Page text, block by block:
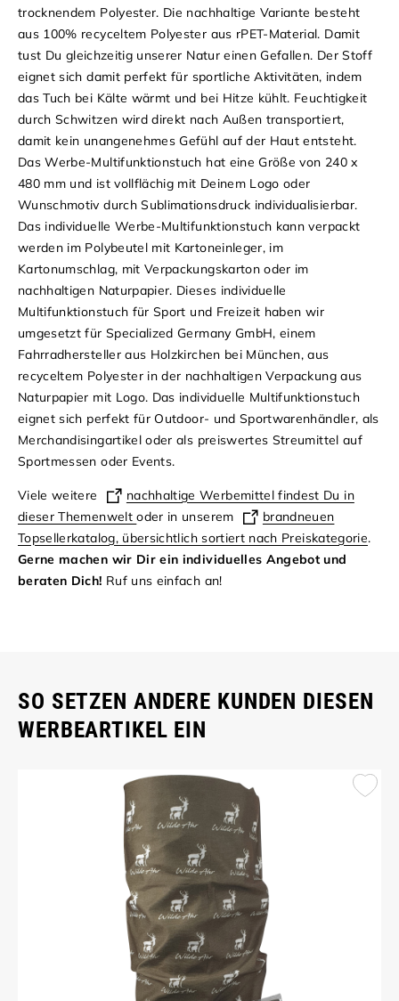
trocknendem Polyester. Die nachhaltige Variante besteht
aus 100% recyceltem Polyester aus rPET-Material. Damit
tust Du gleichzeitig unserer Natur einen Gefallen. Der Stoff
eignet sich damit perfekt für sportliche Aktivitäten, indem
das Tuch bei Kälte wärmt und bei Hitze kühlt. Feuchtigkeit
durch Schwitzen wird direkt nach Außen transportiert,
damit kein unangenehmes Gefühl auf der Haut entsteht.
Das Werbe-Multifunktionstuch hat eine Größe von 240 x
480 mm und ist vollflächig mit Deinem Logo oder
Wunschmotiv durch Sublimationsdruck individualisierbar.
Das individuelle Werbe-Multifunktionstuch kann verpackt
werden im Polybeutel mit Kartoneinleger, im
Kartonumschlag, mit Verpackungskarton oder im
nachhaltigen Naturpapier. Dieses individuelle
Multifunktionstuch für Sport und Freizeit haben wir
umgesetzt für Specialized Germany GmbH, einem
Fahrradhersteller aus Holzkirchen bei München, aus
recyceltem Polyester in der nachhaltigen Verpackung aus
Naturpapier mit Logo. Das individuelle Multifunktionstuch
eignet sich perfekt für Outdoor- und Sportwarenhändler, als
Merchandisingartikel oder als preiswertes Streumittel auf
Sportmessen oder Events.
Viele weitere
nachhaltige Werbemittel findest Du in
dieser Themenweltoder in unserem
brandneuen
Topsellerkatalog, übersichtlich sortiert nach Preiskategorie.
Gerne machen wir Dir ein individuelles Angebot und
beraten Dich! Ruf uns einfach an!
SO SETZEN ANDERE KUNDEN DIESEN
WERBEARTIKEL EIN